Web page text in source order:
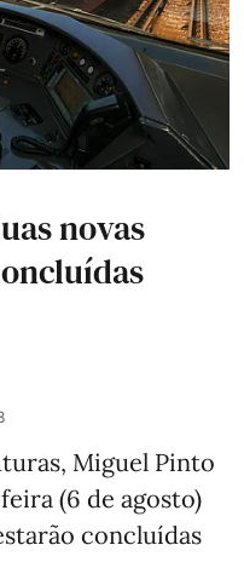
novas
Miguel Pinto
(6 de agosto)
concluídas